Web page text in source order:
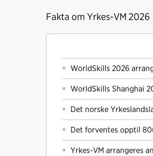
Fakta om Yrkes-VM 2026
WorldSkills 2026
WorldSkills Shanghai
Det norske
Det forventes opptil
Yrkes-VM arrangeres